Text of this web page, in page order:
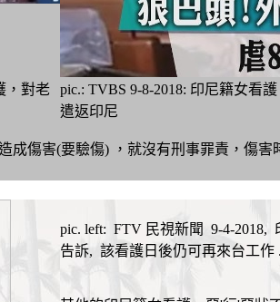
，對老
pic.: TVBS 9-8-2018: 印尼籍女看
遣返印尼
成傷害(要驗傷) ，就沒有刑事罪責，傷
pic. left: FTV 民視新聞 9-4-2018,
告訴, 該看護日後仍可再來台工作